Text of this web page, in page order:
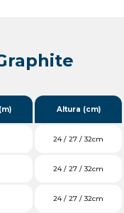
Altura (cm)
24 / 27 / 32cm
24 / 27 / 32cm
24 / 27 / 32cm